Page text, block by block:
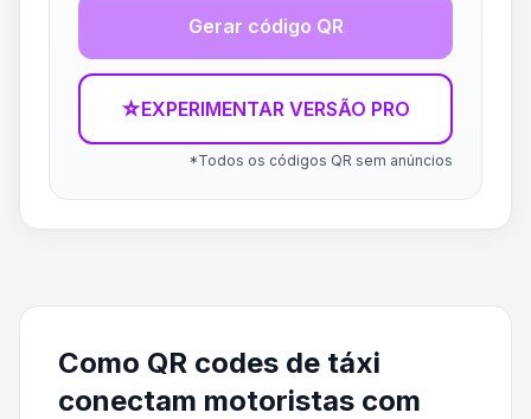
Gerar código QR
☆EXPERIMENTAR VERSÃO PRO
*Todos os códigos QR sem anúncios
Como QR codes de táxi
conectam motoristas com